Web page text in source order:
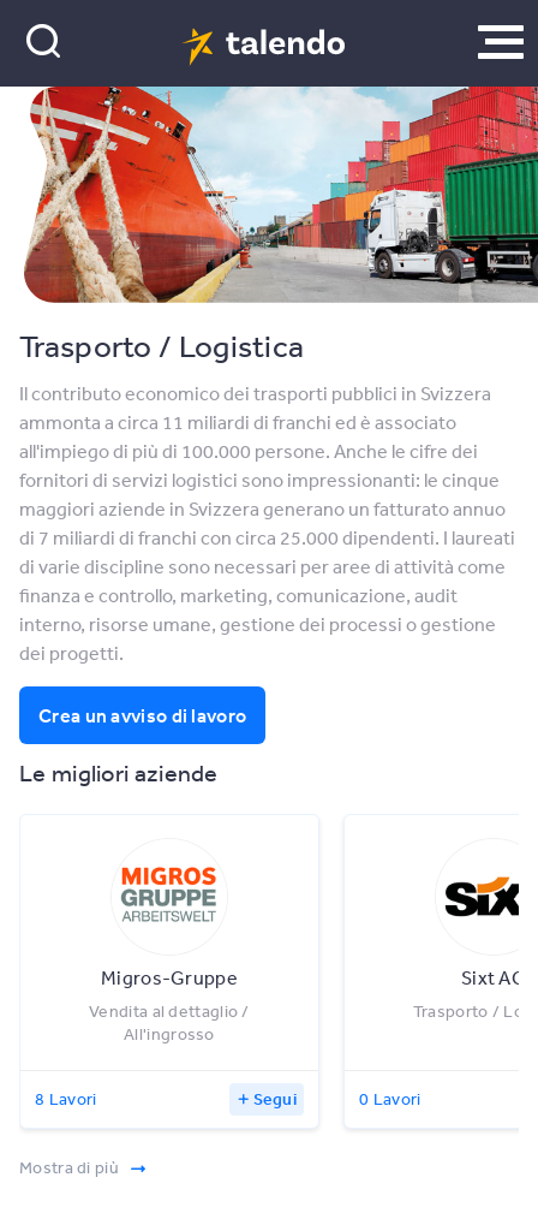
Trasporto / Logistica
Il contributo economico dei trasporti pubblici in Svizzera
ammonta a circa 11 miliardi di franchi ed è associato
all'impiego di più di 100.000 persone. Anche le cifre dei
fornitori di servizi logistici sono impressionanti: le cinque
maggiori aziende in Svizzera generano un fatturato annuo
di 7 miliardi di franchi con circa 25.000 dipendenti. I laureati
di varie discipline sono necessari per aree di attività come
finanza e controllo, marketing, comunicazione, audit
interno, risorse umane, gestione dei processi o gestione
dei progetti.
Crea un avviso di lavoro
Le migliori aziende
Migros-Gruppe
Vendita al dettaglio /
All'ingrosso
8 Lavori Segui
Sixt AG
Trasporto /
0 Lavori
Mostra di più